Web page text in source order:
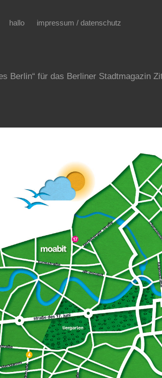
hallo impressum / datenschutz
Berlin“ für das Berliner Stadtmagazin